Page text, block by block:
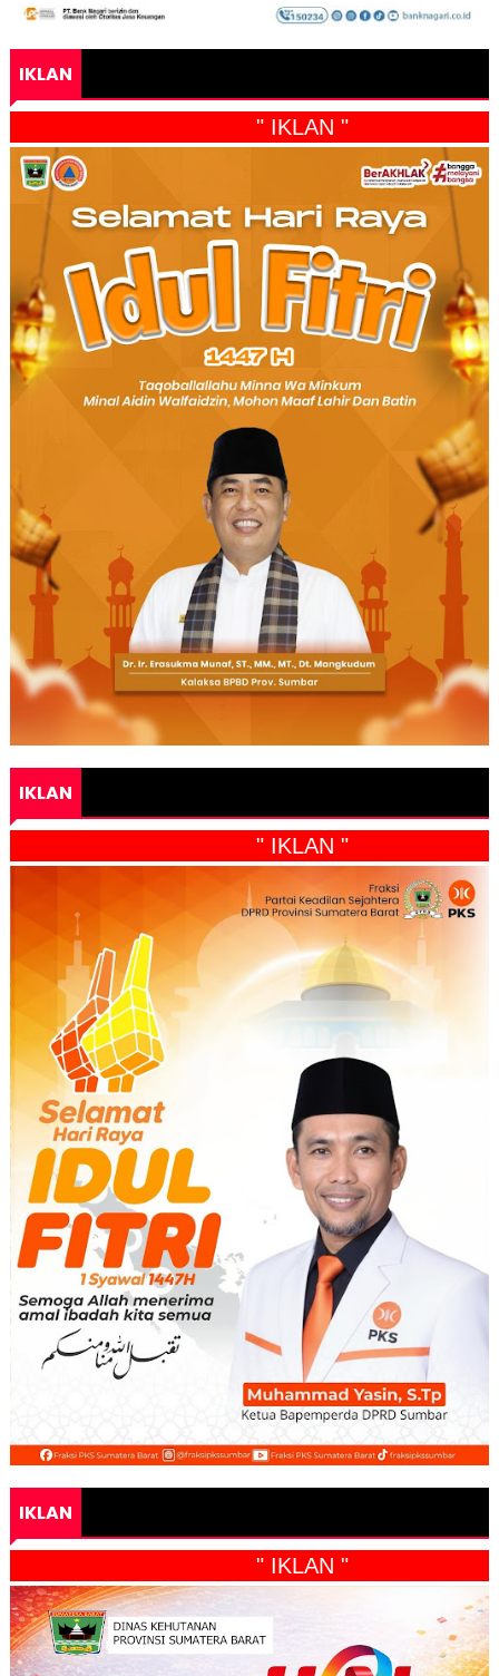
IKLAN
" IKLAN "
IKLAN
" IKLAN "
IKLAN
" IKLAN "